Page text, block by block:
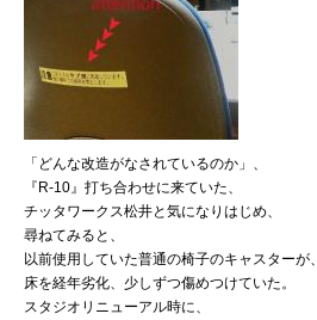
「どんな改造がなされているのか」、
『R-10』打ち合わせに来ていた、
チッタワークス松井と気になりはじめ、
尋ねてみると、
以前使用していた普通の椅子のキャスターが、
床を経年劣化、少しずつ傷めつけていた。
スタジオリニューアル時に、